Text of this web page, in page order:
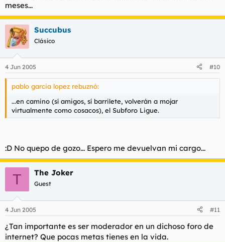
meses...
Succubus
Clásico
4 Jun 2005 #10
pablo garcia lopez rebuznó:
...en camino (sí amigos, sí barrilete, volverán a mojar
virtualmente como cosacos), el Subforo Ligue.
:D No quepo de gozo... Espero me devuelvan mi cargo...
T The Joker
Guest
4 Jun 2005 #11
¿Tan importante es ser moderador en un dichoso foro de
internet? Que pocas metas tienes en la vida.